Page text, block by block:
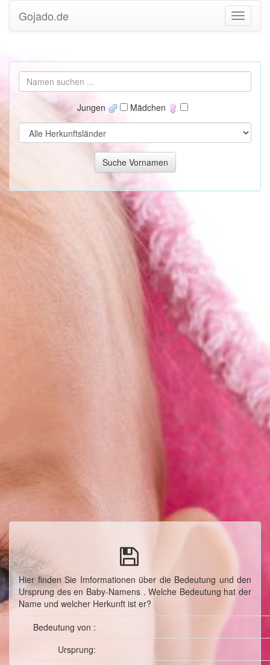
Gojado.de
Jungen Mädchen
Hier finden Sie Imformationen über die Bedeutung und den
Ursprung des en Baby-Namens . Welche Bedeutung hat der
Name und welcher Herkunft ist er?
Bedeutung von :
Ursprung: